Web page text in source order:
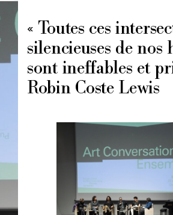
« Toutes ces
silencieuses de nos
sont ineffables et
Robin Coste Lewis
principale